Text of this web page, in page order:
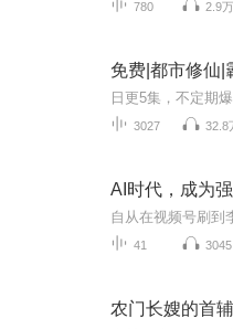
780 2.9万
免费|都市修仙|
3027 32.8
AI时代，成为
41 3045
农门长嫂的首